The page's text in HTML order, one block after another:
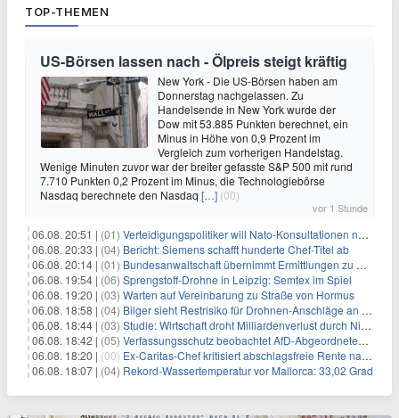
TOP-THEMEN
US-Börsen lassen nach - Ölpreis steigt kräftig
New York - Die US-Börsen haben am
Donnerstag nachgelassen. Zu
Handelsende in New York wurde der
Dow mit 53.885 Punkten berechnet, ein
Minus in Höhe von 0,9 Prozent im
Vergleich zum vorherigen Handelstag.
Wenige Minuten zuvor war der breiter gefasste S&P 500 mit rund
7.710 Punkten 0,2 Prozent im Minus, die Technologiebörse
Nasdaq berechnete den Nasdaq […] (00)
vor 1 Stunde
06.08. 20:51 | (01) Verteidigungspolitiker will Nato-Konsultationen nach Drohnenfund
06.08. 20:33 | (04) Bericht: Siemens schafft hunderte Chef-Titel ab
06.08. 20:14 | (01) Bundesanwaltschaft übernimmt Ermittlungen zu Drohnenvorfall
06.08. 19:54 | (06) Sprengstoff-Drohne in Leipzig: Semtex im Spiel
06.08. 19:20 | (03) Warten auf Vereinbarung zu Straße von Hormus
06.08. 18:58 | (04) Bilger sieht Restrisiko für Drohnen-Anschläge an Flughäfen
06.08. 18:44 | (03) Studie: Wirtschaft droht Milliardenverlust durch Niedrigwasser
06.08. 18:42 | (05) Verfassungsschutz beobachtet AfD-Abgeordneten Nolte
06.08. 18:20 | (00) Ex-Caritas-Chef kritisiert abschlagsfreie Rente nach 45 Jahren
06.08. 18:07 | (04) Rekord-Wassertemperatur vor Mallorca: 33,02 Grad